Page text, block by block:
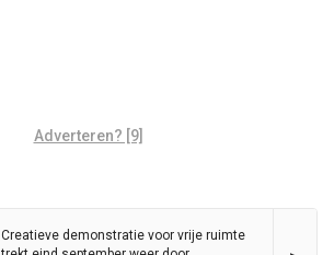
Adverteren? [9]
Creatieve demonstratie voor vrije ruimte